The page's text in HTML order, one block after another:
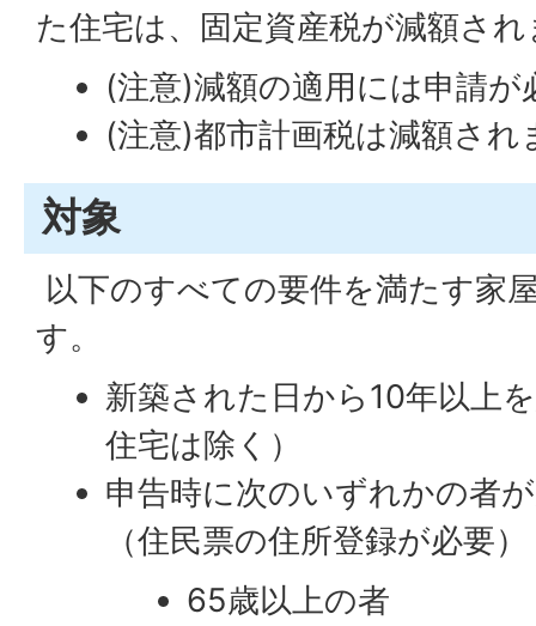
た住宅は、固定資産税が減額さ
(注意)減額の適用には申請が
(注意)都市計画税は減額され
対象
以下のすべての要件を満たす家
す。
新築された日から10年以上
住宅は除く）
申告時に次のいずれかの者
（住民票の住所登録が必要）
65歳以上の者